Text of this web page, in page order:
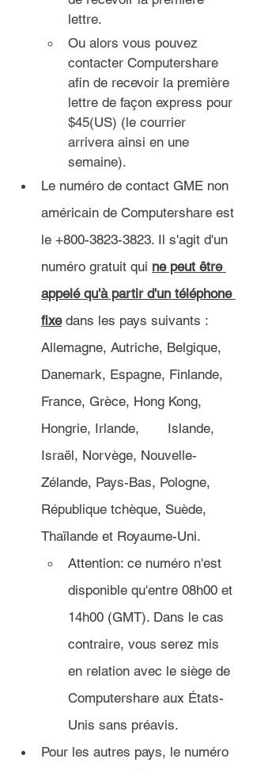
lettre.
Ou alors vous pouvez
contacter Computershare
afin de recevoir la première
lettre de façon express pour
$45(US) (le courrier
arrivera ainsi en une
semaine).
Le numéro de contact GME non
américain de Computershare est
le +800-3823-3823. Il s'agit d'un
numéro gratuit qui ne peut être
appelé qu'à partir d'un téléphone
fixe dans les pays suivants :
Allemagne, Autriche, Belgique,
Danemark, Espagne, Finlande,
France, Grèce, Hong Kong,
Hongrie, Irlande, 	Islande,
Israël, Norvège, Nouvelle-
Zélande, Pays-Bas, Pologne,
République tchèque, Suède,
Thaïlande et Royaume-Uni.
Attention: ce numéro n'est
disponible qu'entre 08h00 et
14h00 (GMT). Dans le cas
contraire, vous serez mis
en relation avec le siège de
Computershare aux États-
Unis sans préavis.
Pour les autres pays, le numéro